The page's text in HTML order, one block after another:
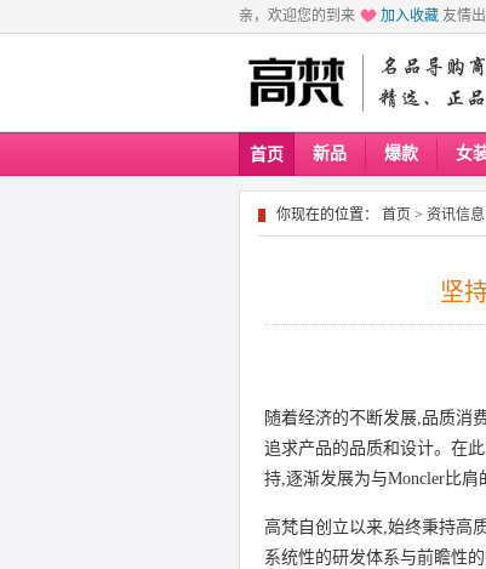
亲，欢迎您的到来 加入收藏 友情
首页 新品 爆款 女
你现在的位置： 首页 > 资讯信息
坚
随着经济的不断发展,品质消
追求产品的品质和设计。在
持,逐渐发展为与Moncler比肩
高梵自创立以来,始终秉持高
系统性的研发体系与前瞻性